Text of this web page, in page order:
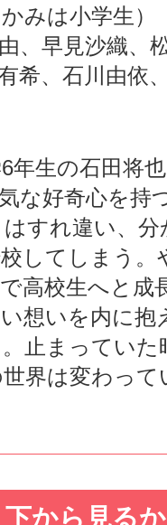
みは小学生）
、早見沙織、
希、石川由依
年生の石田将
な好奇心を持
すれ違い、
してしまう。
高校生へと成
想いを内に抱
止まっていた
界は変わっ
下から見る